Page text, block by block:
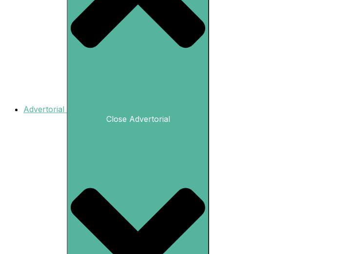
Advertorial
Close Advertorial